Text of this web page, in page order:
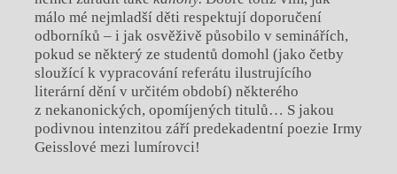
málo mé nejmladší děti respektují doporučení
odborníků – i jak osvěživě působilo v seminářích,
pokud se některý ze studentů domohl (jako četby
sloužící k vypracování referátu ilustrujícího
literární dění v určitém období) některého
z nekanonických, opomíjených titulů… S jakou
podivnou intenzitou září predekadentní poezie Irmy
Geisslové mezi lumírovci!